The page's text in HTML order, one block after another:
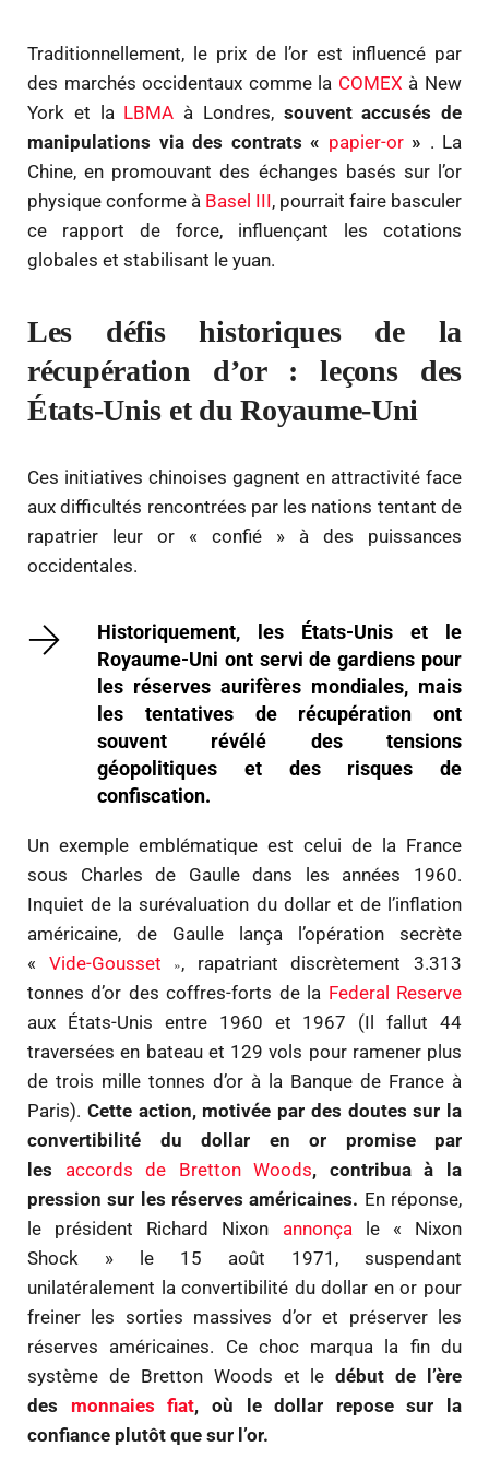
Traditionnellement, le prix de l’or est influencé par
des marchés occidentaux comme la COMEX à New
York et la LBMA à Londres, souvent accusés de
manipulations via des contrats « papier-or» . La
Chine, en promouvant des échanges basés sur l’or
physique conforme à Basel III, pourrait faire basculer
ce rapport de force, influençant les cotations
globales et stabilisant le yuan.
Les défis historiques de la
récupération d’or : leçons des
États-Unis et du Royaume-Uni
Ces initiatives chinoises gagnent en attractivité face
aux difficultés rencontrées par les nations tentant de
rapatrier leur or « confié » à des puissances
occidentales.
Historiquement, les États-Unis et le
Royaume-Uni ont servi de gardiens pour
les réserves aurifères mondiales, mais
les tentatives de récupération ont
souvent révélé des tensions
géopolitiques et des risques de
confiscation.
Un exemple emblématique est celui de la France
sous Charles de Gaulle dans les années 1960.
Inquiet de la surévaluation du dollar et de l’inflation
américaine, de Gaulle lança l’opération secrète
« Vide-Gousset », rapatriant discrètement 3.313
tonnes d’or des coffres-forts de la Federal Reserve
aux États-Unis entre 1960 et 1967 (Il fallut 44
traversées en bateau et 129 vols pour ramener plus
de trois mille tonnes d’or à la Banque de France à
Paris). Cette action, motivée par des doutes sur la
convertibilité du dollar en or promise par
les accords de Bretton Woods, contribua à la
pression sur les réserves américaines. En réponse,
le président Richard Nixon annonça
le « Nixon
Shock » le 15 août 1971, suspendant
unilatéralement la convertibilité du dollar en or pour
freiner les sorties massives d’or et préserver les
réserves américaines. Ce choc marqua la fin du
système de Bretton Woods et ledébut de l’ère
des monnaies fiat, où le dollar repose sur la
confiance plutôt que sur l’or.